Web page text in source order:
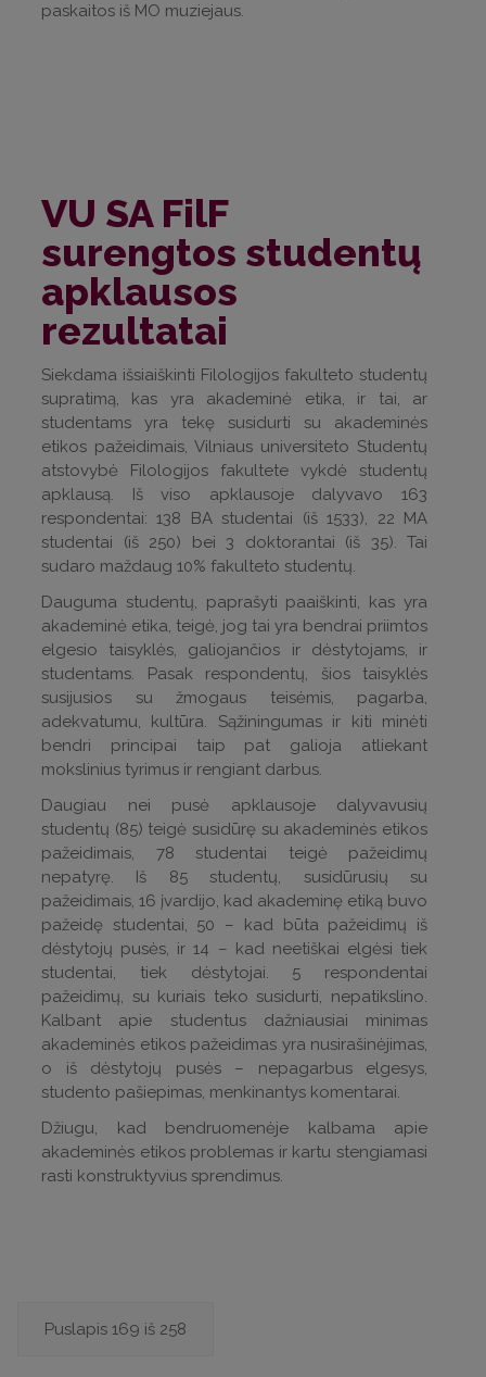
paskaitos iš MO muziejaus.
VU SA FilF
surengtos studentų
apklausos
rezultatai
Siekdama išsiaiškinti Filologijos fakulteto studentų
supratimą, kas yra akademinė etika, ir tai, ar
studentams yra tekę susidurti su akademinės
etikos pažeidimais, Vilniaus universiteto Studentų
atstovybė Filologijos fakultete vykdė studentų
apklausą. Iš viso apklausoje dalyvavo 163
respondentai: 138 BA studentai (iš 1533), 22 MA
studentai (iš 250) bei 3 doktorantai (iš 35). Tai
sudaro maždaug 10% fakulteto studentų.
Dauguma studentų, paprašyti paaiškinti, kas yra
akademinė etika, teigė, jog tai yra bendrai priimtos
elgesio taisyklės, galiojančios ir dėstytojams, ir
studentams. Pasak respondentų, šios taisyklės
susijusios su žmogaus teisėmis, pagarba,
adekvatumu, kultūra. Sąžiningumas ir kiti minėti
bendri principai taip pat galioja atliekant
mokslinius tyrimus ir rengiant darbus.
Daugiau nei pusė apklausoje dalyvavusių
studentų (85) teigė susidūrę su akademinės etikos
pažeidimais, 78 studentai teigė pažeidimų
nepatyrę. Iš 85 studentų, susidūrusių su
pažeidimais, 16 įvardijo, kad akademinę etiką buvo
pažeidę studentai, 50 – kad būta pažeidimų iš
dėstytojų pusės, ir 14 – kad neetiškai elgėsi tiek
studentai, tiek dėstytojai. 5 respondentai
pažeidimų, su kuriais teko susidurti, nepatikslino.
Kalbant apie studentus dažniausiai minimas
akademinės etikos pažeidimas yra nusirašinėjimas,
o iš dėstytojų pusės – nepagarbus elgesys,
studento pašiepimas, menkinantys komentarai.
Džiugu, kad bendruomenėje kalbama apie
akademinės etikos problemas ir kartu stengiamasi
rasti konstruktyvius sprendimus.
Puslapis 169 iš 258